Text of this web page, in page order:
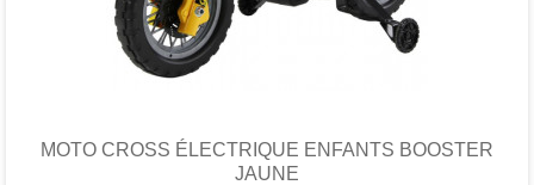
MOTO CROSS ÉLECTRIQUE ENFANTS BOOSTER
JAUNE